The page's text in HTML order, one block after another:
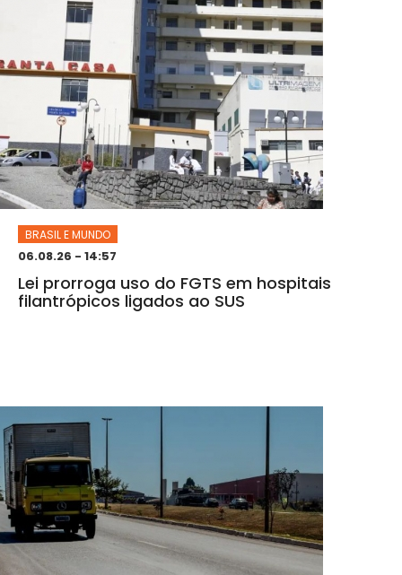
BRASIL E MUNDO
06.08.26 - 14:57
Lei prorroga uso do FGTS em hospitais
filantrópicos ligados ao SUS